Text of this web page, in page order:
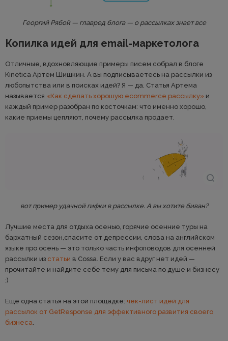
Георгий Рябой — главред блога — о рассылках знает все
Копилка идей для email-маркетолога
Отличные, вдохновляющие примеры писем собрал в блоге
Kinetica Артем Шишкин. А вы подписываетесь на рассылки из
любопытства или в поисках идей? Я — да. Статья Артема
называется «Как сделать хорошую ecommerce рассылку» и
каждый пример разобран по косточкам: что именно хорошо,
какие приемы цепляют, почему рассылка продает.
вот пример удачной гифки в рассылке. А вы хотите биван?
Лучшие места для отдыха осенью, горячие осенние туры на
бархатный сезон,спасите от депрессии, слова на английском
языке про осень — это только часть инфоповодов для осенней
рассылки из статьи в Cossa. Если у вас вдруг нет идей —
прочитайте и найдите себе тему для письма по душе и бизнесу
:)
Еще одна статья на этой площадке: чек-лист идей для
рассылок от GetResponse для эффективного развития своего
бизнеса.